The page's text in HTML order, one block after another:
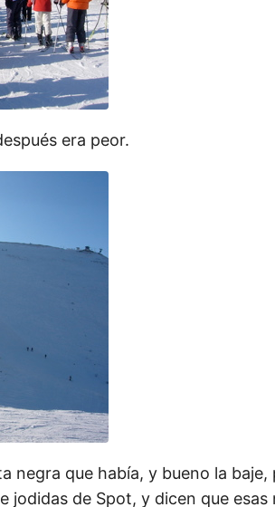
era peor.
negra que había, y bueno la baje,
jodidas de Spot, y dicen que esas